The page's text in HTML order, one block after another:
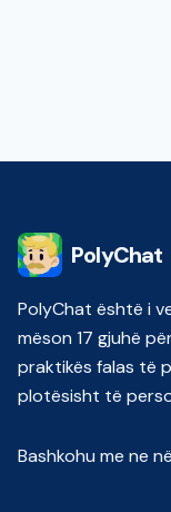
PolyChat
PolyChat është i
mëson 17 gjuhë
praktikës falas të
plotësisht të
Bashkohu me ne